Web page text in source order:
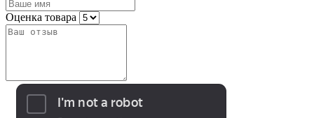
Оценка товара